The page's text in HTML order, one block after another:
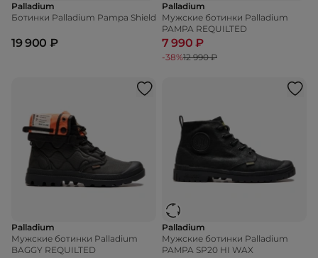
Palladium
Ботинки Palladium Pampa Shield
19 900 ₽
Palladium
Мужские ботинки Palladium
PAMPA REQUILTED
7 990 ₽
-38%12 990 ₽
Palladium
Мужские ботинки Palladium
BAGGY REQUILTED
Palladium
Мужские ботинки Palladium
PAMPA SP20 HI WAX